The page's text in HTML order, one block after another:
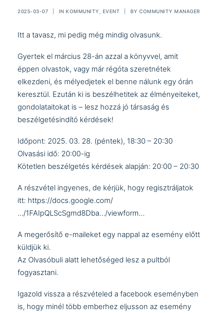
2025-03-07 IN KOMMUNITY EVENT BY COMMUNITY MANAGER
Itt a tavasz, mi pedig még mindig olvasunk.
Gyertek el március 28-án azzal a könyvvel, amit
éppen olvastok, vagy már régóta szeretnétek
elkezdeni, és mélyedjetek el benne nálunk egy órán
keresztül. Ezután ki is beszélhetitek az élményeiteket,
gondolataitokat is – lesz hozzá jó társaság és
beszélgetésindító kérdések!
Időpont: 2025. 03. 28. (péntek), 18:30 – 20:30
Olvasási idő: 20:00-ig
Kötetlen beszélgetés kérdések alapján: 20:00 – 20:30
A részvétel ingyenes, de kérjük, hogy regisztráljatok
itt: https://docs.google.com/
…/1FAIpQLScSgmd8Dba…/viewform…
A megerősítő e-maileket egy nappal az esemény előtt
küldjük ki.
Az Olvasóbuli alatt lehetőséged lesz a pultból
fogyasztani.
Igazold vissza a részvételed a facebook eseményben
is, hogy minél több emberhez eljusson az esemény